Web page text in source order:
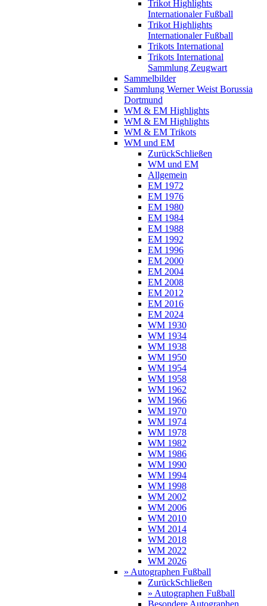
Trikot Highlights
Internationaler Fußball
Trikot Highlights
Internationaler Fußball
Trikots International
Trikots International
Sammlung Zeugwart
Sammelbilder
Sammlung Werner Weist Borussia
Dortmund
WM & EM Highlights
WM & EM Highlights
WM & EM Trikots
WM und EM
ZurückSchließen
WM und EM
Allgemein
EM 1972
EM 1976
EM 1980
EM 1984
EM 1988
EM 1992
EM 1996
EM 2000
EM 2004
EM 2008
EM 2012
EM 2016
EM 2024
WM 1930
WM 1934
WM 1938
WM 1950
WM 1954
WM 1958
WM 1962
WM 1966
WM 1970
WM 1974
WM 1978
WM 1982
WM 1986
WM 1990
WM 1994
WM 1998
WM 2002
WM 2006
WM 2010
WM 2014
WM 2018
WM 2022
WM 2026
» Autographen Fußball
ZurückSchließen
» Autographen Fußball
Besondere Autographen